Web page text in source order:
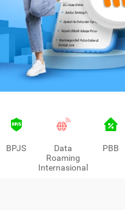
BPJS
Data
Roaming
Internasional
PBB